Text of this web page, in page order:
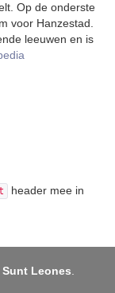
Op de onderste
voor Hanzestad.
leeuwen en is
header mee in
Sunt Leones.